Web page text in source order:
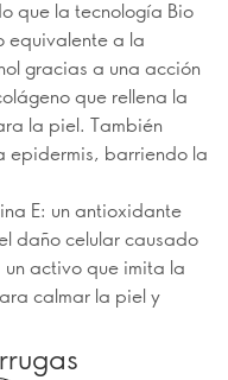
que la tecnología Bio
equivalente a la
gracias a una acción
que rellena la
la piel. También
epidermis, barriendo la
E: un antioxidante
daño celular causado
activo que imita la
calmar la piel y